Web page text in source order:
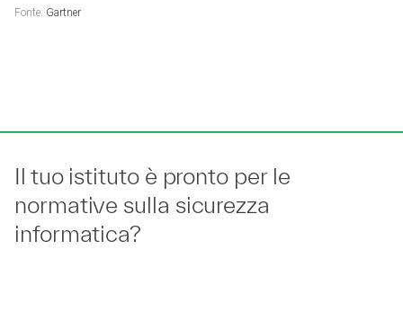
Fonte: Gartner
Il tuo istituto è pronto per le
normative sulla sicurezza
informatica?